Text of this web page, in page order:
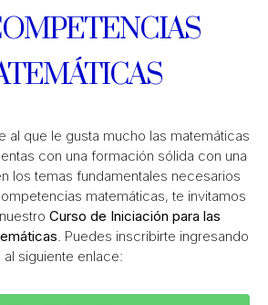
al que le gusta mucho las matemáticas
con una formación sólida con una
los temas fundamentales necesarios
matemáticas, te invitamos
Curso de Iniciación para las
. Puedes inscribirte ingresando
al siguiente enlace: